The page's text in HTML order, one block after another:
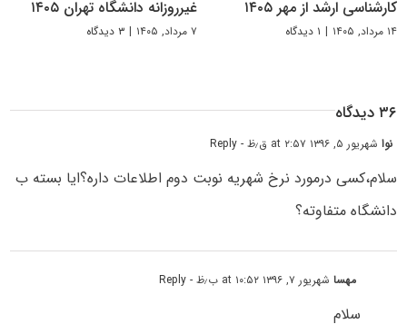
کارشناسی ارشد از مهر ۱۴۰۵
۱۴ مرداد, ۱۴۰۵ | ۱ دیدگاه
غیرروزانه دانشگاه تهران ۱۴۰۵
۷ مرداد, ۱۴۰۵ | ۳ دیدگاه
۳۶ دیدگاه
نواشهریور ۵, ۱۳۹۶ at ۲:۵۷ ق٫ظ - Reply
سلام،کسی درمورد نرخ شهریه نوبت دوم اطلاعات داره؟ایا بسته ب
دانشگاه متفاوته؟
مهساشهریور ۷, ۱۳۹۶ at ۱۰:۵۲ ب٫ظ - Reply
سلام